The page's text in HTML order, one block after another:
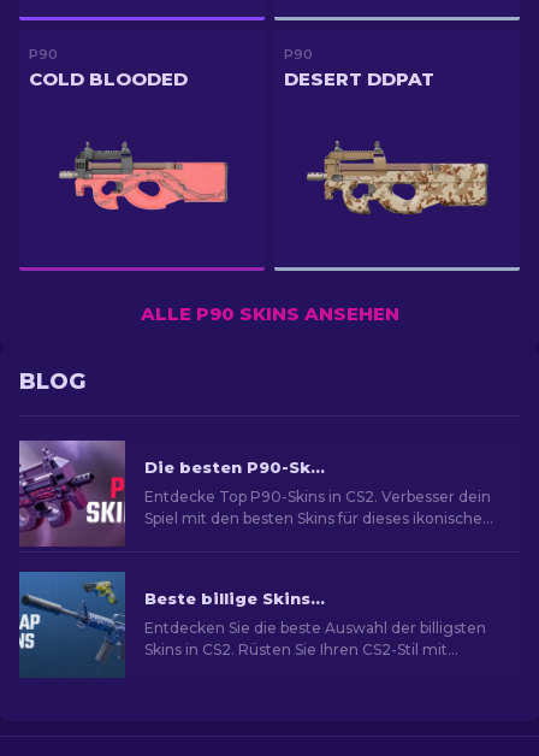
P90
COLD BLOODED
P90
DESERT DDPAT
ALLE P90 SKINS ANSEHEN
BLOG
Die besten P90-Skins in CS2: Rangliste [2026]
Entdecke Top P90-Skins in CS2. Verbesser dein
Spiel mit den besten Skins für dieses ikonische
Beste billige Skins in CS2 [2026]
Entdecken Sie die beste Auswahl der billigsten
Skins in CS2. Rüsten Sie Ihren CS2-Stil mit